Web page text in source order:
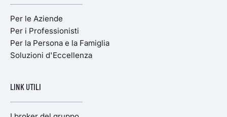
Per le Aziende
Per i Professionisti
Per la Persona e la Famiglia
Soluzioni d'Eccellenza
LINK UTILI